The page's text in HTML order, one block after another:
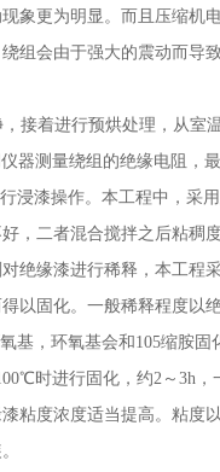
象更为明显。而且压缩机
组会由于强大的震动而导
接着进行预烘处理，从室
器测量绕组的绝缘电阻，
漆操作。本工程中，采
，二者混合搅拌之后粘稠
绝缘漆进行稀释，本工程
以固化。一般稀释程度以
基，环氧基会和105缩胺
时进行固化，约2～3h
粘度浓度适当提高。粘度